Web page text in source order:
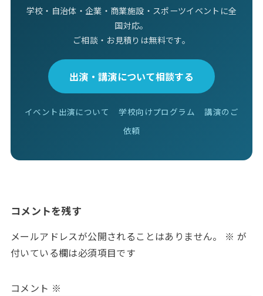
学校・自治体・企業・商業施設・スポーツイベントに全
国対応。
ご相談・お見積りは無料です。
出演・講演について相談する
イベント出演について 学校向けプログラム
講演のご
依頼
コメントを残す
メールアドレスが公開されることはありません。 ※ が
付いている欄は必須項目です
コメント ※